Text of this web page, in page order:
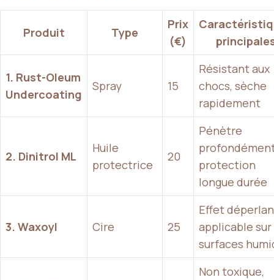
Produit Type
Prix
(€)
1. Rust-Oleum
Undercoating
Spray 15
Résistant aux
chocs, sèche
rapidement
2. Dinitrol ML
Huile
protectrice
20
Pénètre
protection
longue durée
3. Waxoyl Cire 25
Effet
applicable sur
surfaces
Non toxique,